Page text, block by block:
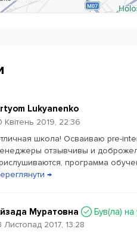
Lukyanenko
Квітень 2019, 22:36
школа! Осваиваю pre-
отзывчивы и
программа
→
Муратовна Був(ла) на
Листопад 2017, 13:28